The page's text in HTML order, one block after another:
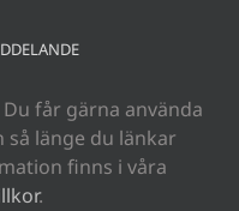
får gärna använda
länge du länkar
finns i våra
.